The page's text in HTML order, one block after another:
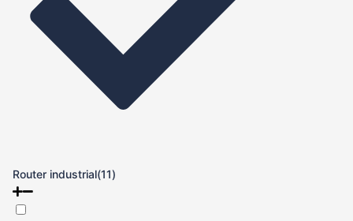
Router industrial(11)